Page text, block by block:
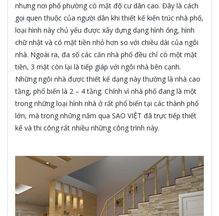
nhưng nơi phố phường có mật độ cư dân cao. Đây là cách
gọi quen thuộc của người dân khi thiết kế kiến trúc nhà phố,
loại hình này chủ yếu được xây dựng dạng hình ống, hình
chữ nhật và có mặt tiền nhỏ hơn so với chiều dài của ngôi
nhà. Ngoài ra, đa số các căn nhà phố đều chỉ có một mặt
tiền, 3 mặt còn lại là tiếp giáp với ngôi nhà bên cạnh.
Những ngôi nhà được thiết kế dạng này thường là nhà cao
tầng, phổ biến là 2 – 4 tầng. Chính vì nhà phố đang là một
trong những loại hình nhà ở rất phổ biến tại các thành phố
lớn, mà trong những năm qua SAO VIỆT đã trực tiếp thiết
kế và thi công rất nhiều những công trình này.